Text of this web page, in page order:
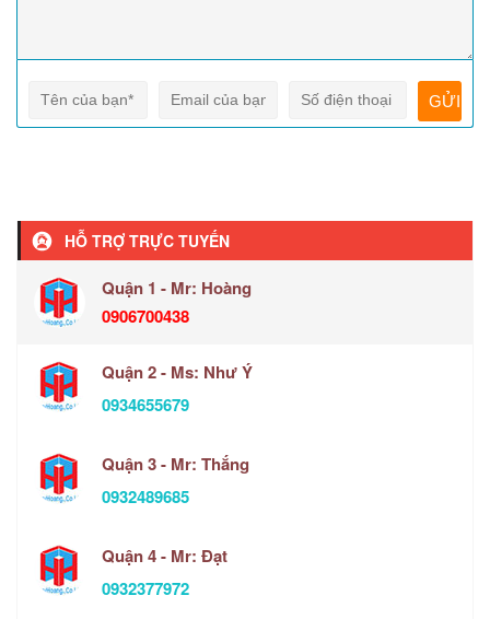
HỖ TRỢ TRỰC TUYẾN
Quận 1 - Mr: Hoàng
0906700438
Quận 2 - Ms: Như Ý
0934655679
Quận 3 - Mr: Thắng
0932489685
Quận 4 - Mr: Đạt
0932377972